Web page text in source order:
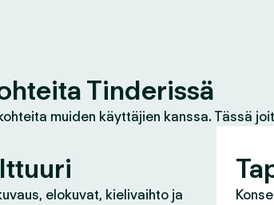
Tinderissä
muiden käyttäjien kanssa. Tässä
elokuvat, kielivaihto ja